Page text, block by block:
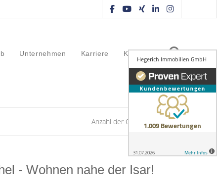
Unternehmen Karriere Kontakt
Anzahl der Objekte:40 | 100
- Wohnen nahe der Isar!